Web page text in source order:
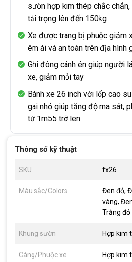
sườn hợp kim thép chắc
tải trọng lên đến 150kg
Xe được trang bị phuộc giảm
êm ái và an toàn trên địa hình
Ghi đông cánh én giúp người
xe, giảm mỏi tay
Bánh xe 26 inch với lốp cao
gai nhỏ giúp tăng độ ma sát,
từ 1m55 trở lên
Thông số kỹ thuật
SKU fx26
Màu sắc/Colors
Đen đỏ,
vàng,
Trắng đỏ
Khung sườn Hợp kim
Càng/Phuộc xe Hợp kim